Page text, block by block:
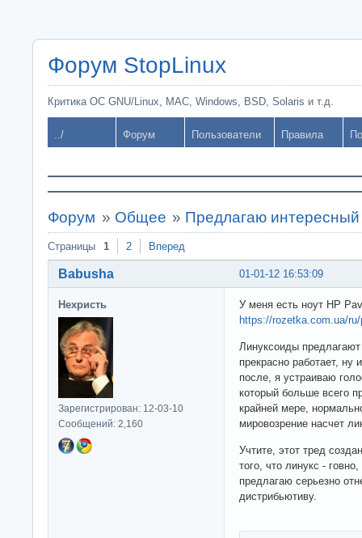
Форум StopLinux
Критика ОС GNU/Linux, MAC, Windows, BSD, Solaris и т.д.
../ Форум Пользователи Правила
Форум » Общее » Предлагаю интересный
Страницы 1 2 Вперед
01-01-12 16:53:09
Babusha
Нехристь
Зарегистрирован: 12-03-10
Сообщений: 2,160
У меня есть ноут HP
https://rozetka.com.ua/
Линуксоиды
прекрасно работает, ну
после, я устраиваю
который больше всего
крайней мере,
мировозрение насчет
Учтите, этот тред
того, что линукс -
предлагаю серьезно
дистрибьютиву.